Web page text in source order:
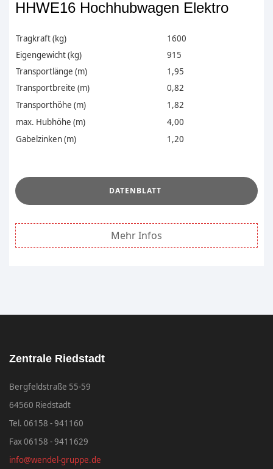
HHWE16 Hochhubwagen Elektro
Tragkraft (kg)
1600
Eigengewicht (kg)
915
Transportlänge (m)
1,95
Transportbreite (m)
0,82
Transporthöhe (m)
1,82
max. Hubhöhe (m)
4,00
Gabelzinken (m)
1,20
DATENBLATT
Mehr Infos
Zentrale Riedstadt
Bergfeldstraße 55-59
64560 Riedstadt
Tel. 06158 - 941160
Fax 06158 - 9411629
info@wendel-gruppe.de